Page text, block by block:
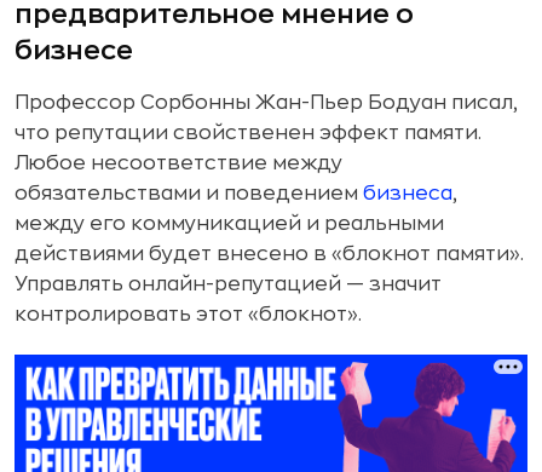
предварительное мнение о
бизнесе
Профессор Сорбонны Жан-Пьер Бодуан писал,
что репутации свойственен эффект памяти.
Любое несоответствие между
обязательствами и поведением бизнеса,
между его коммуникацией и реальными
действиями будет внесено в «блокнот памяти».
Управлять онлайн-репутацией — значит
контролировать этот «блокнот».